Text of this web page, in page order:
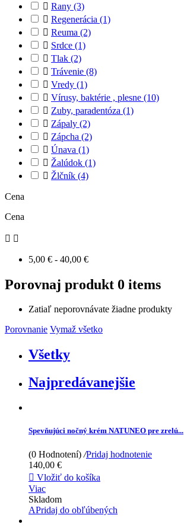
 Rany (3)
 Regenerácia (1)
 Reuma (2)
 Srdce (1)
 Tlak (2)
 Trávenie (8)
 Vredy (1)
 Vírusy, baktérie , plesne (10)
 Zuby, paradentóza (1)
 Zápaly (2)
 Zápcha (2)
 Únava (1)
 Žalúdok (1)
 Žlčník (4)
Cena
Cena
 
5,00 € - 40,00 €
Porovnaj produkt 0 items
Zatiaľ neporovnávate žiadne produkty
Porovnanie Vymaž všetko
Všetky
Najpredávanejšie
Spevňujúci nočný krém NATUNEO pre zrelú...
(0 Hodnotení) /Pridaj hodnotenie
140,00 €
 Vložiť do košíka
Viac
Skladom
APridaj do obľúbených